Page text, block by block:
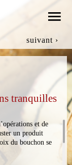
tranquilles
et de
un produit
du bouchon se
suivant ›